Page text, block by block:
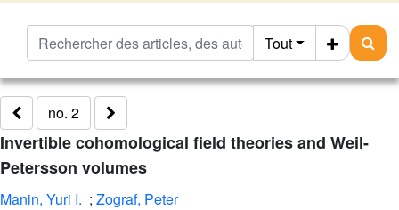
Tout
no. 2
Invertible cohomological field theories and Weil-
Petersson volumes
Manin, Yuri I. ; Zograf, Peter